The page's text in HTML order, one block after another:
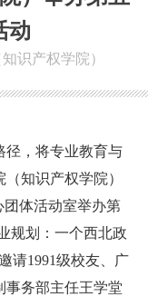
动
识产权学院）
径，将专业教育与
知识产权学院）
团体活动室举办第
规划：一个西北政
请1991级校友、广
事务部主任王学堂